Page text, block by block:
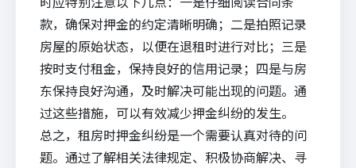
款，确保对押金的约定清晰明确；二是拍照记录
房屋的原始状态，以便在退租时进行对比；三是
按时支付租金，保持良好的信用记录；四是与房
东保持良好沟通，及时解决可能出现的问题。通
过这些措施，可以有效减少押金纠纷的发生。
总之，租房时押金纠纷是一个需要认真对待的问
题。通过了解相关法律规定、积极协商解决、寻